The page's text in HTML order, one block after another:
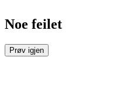
Noe feilet
Prøv igjen